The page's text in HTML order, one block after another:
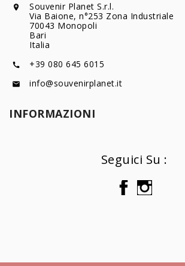

Souvenir Planet S.r.l.
Via Baione, n°253 Zona Industriale
70043 Monopoli
Bari
Italia
 +39 080 645 6015
 info@souvenirplanet.it
INFORMAZIONI
Seguici Su :